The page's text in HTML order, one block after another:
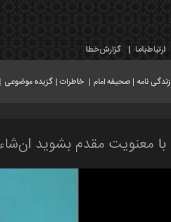
ارتباط‌با‌ما | گزارش‌خطا
زندگی نامه |صحیفه امام | خاطرات |گزیده موضوعی |
با معنویت مقدم بشوید